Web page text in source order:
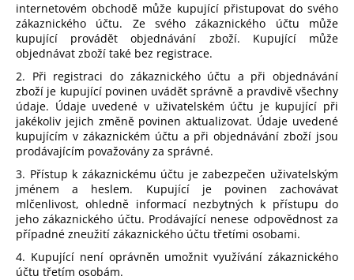
internetovém obchodě může kupující přistupovat do svého
zákaznického účtu. Ze svého zákaznického účtu může
kupující provádět objednávání zboží. Kupující může
objednávat zboží také bez registrace.
2. Při registraci do zákaznického účtu a při objednávání
zboží je kupující povinen uvádět správně a pravdivě všechny
údaje. Údaje uvedené v uživatelském účtu je kupující při
jakékoliv jejich změně povinen aktualizovat. Údaje uvedené
kupujícím v zákaznickém účtu a při objednávání zboží jsou
prodávajícím považovány za správné.
3. Přístup k zákaznickému účtu je zabezpečen uživatelským
jménem a heslem. Kupující je povinen zachovávat
mlčenlivost, ohledně informací nezbytných k přístupu do
jeho zákaznického účtu. Prodávající nenese odpovědnost za
případné zneužití zákaznického účtu třetími osobami.
4. Kupující není oprávněn umožnit využívání zákaznického
účtu třetím osobám.